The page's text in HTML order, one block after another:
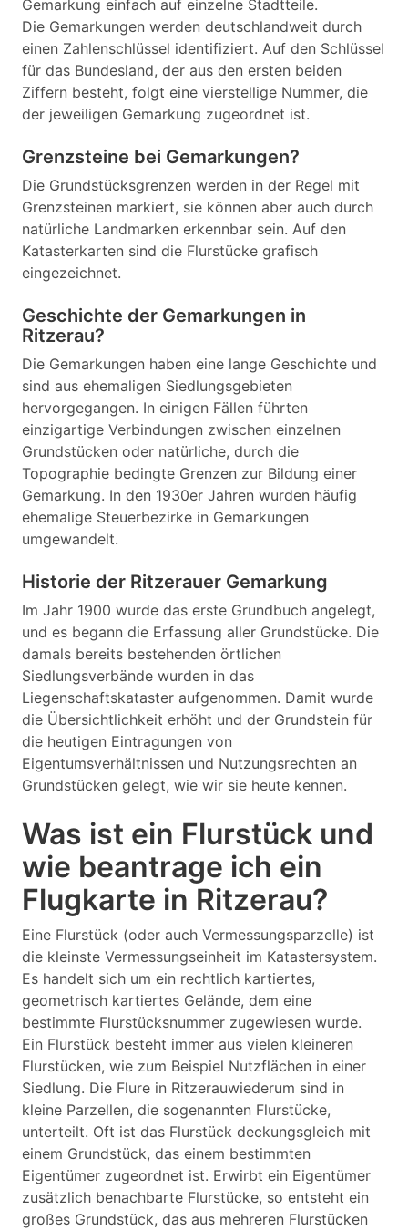
Gemarkung einfach auf einzelne Stadtteile.
Die Gemarkungen werden deutschlandweit durch
einen Zahlenschlüssel identifiziert. Auf den Schlüssel
für das Bundesland, der aus den ersten beiden
Ziffern besteht, folgt eine vierstellige Nummer, die
der jeweiligen Gemarkung zugeordnet ist.
Grenzsteine bei Gemarkungen?
Die Grundstücksgrenzen werden in der Regel mit
Grenzsteinen markiert, sie können aber auch durch
natürliche Landmarken erkennbar sein. Auf den
Katasterkarten sind die Flurstücke grafisch
eingezeichnet.
Geschichte der Gemarkungen in
Ritzerau?
Die Gemarkungen haben eine lange Geschichte und
sind aus ehemaligen Siedlungsgebieten
hervorgegangen. In einigen Fällen führten
einzigartige Verbindungen zwischen einzelnen
Grundstücken oder natürliche, durch die
Topographie bedingte Grenzen zur Bildung einer
Gemarkung. In den 1930er Jahren wurden häufig
ehemalige Steuerbezirke in Gemarkungen
umgewandelt.
Historie der Ritzerauer Gemarkung
Im Jahr 1900 wurde das erste Grundbuch angelegt,
und es begann die Erfassung aller Grundstücke. Die
damals bereits bestehenden örtlichen
Siedlungsverbände wurden in das
Liegenschaftskataster aufgenommen. Damit wurde
die Übersichtlichkeit erhöht und der Grundstein für
die heutigen Eintragungen von
Eigentumsverhältnissen und Nutzungsrechten an
Grundstücken gelegt, wie wir sie heute kennen.
Was ist ein Flurstück und
wie beantrage ich ein
Flugkarte in Ritzerau?
Eine Flurstück (oder auch Vermessungsparzelle) ist
die kleinste Vermessungseinheit im Katastersystem.
Es handelt sich um ein rechtlich kartiertes,
geometrisch kartiertes Gelände, dem eine
bestimmte Flurstücksnummer zugewiesen wurde.
Ein Flurstück besteht immer aus vielen kleineren
Flurstücken, wie zum Beispiel Nutzflächen in einer
Siedlung. Die Flure in Ritzerauwiederum sind in
kleine Parzellen, die sogenannten Flurstücke,
unterteilt. Oft ist das Flurstück deckungsgleich mit
einem Grundstück, das einem bestimmten
Eigentümer zugeordnet ist. Erwirbt ein Eigentümer
zusätzlich benachbarte Flurstücke, so entsteht ein
großes Grundstück, das aus mehreren Flurstücken